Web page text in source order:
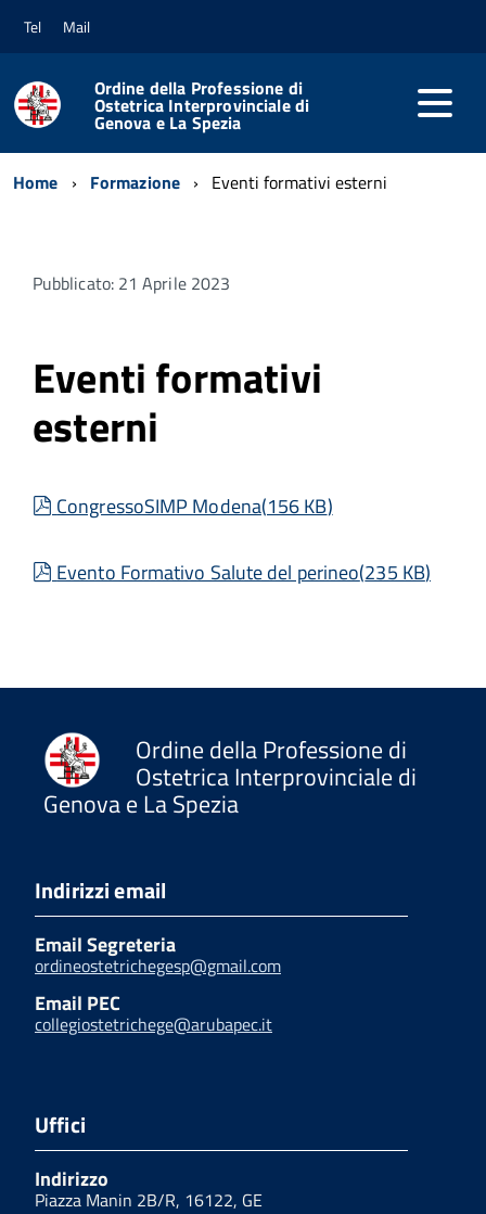
Tel Mail
Ordine della Professione di
Ostetrica Interprovinciale di
Genova e La Spezia
Home Formazione Eventi formativi esterni
Pubblicato: 21 Aprile 2023
Eventi formativi
esterni
pdf
CongressoSIMP Modena(156 KB)
pdf
Evento Formativo Salute del perineo(235 KB)
Ordine della Professione di
Ostetrica Interprovinciale di
Genova e La Spezia
Indirizzi email
Email Segreteria
ordineostetrichegesp@gmail.com
Email PEC
collegiostetrichege@arubapec.it
Uffici
Indirizzo
Piazza Manin 2B/R, 16122, GE